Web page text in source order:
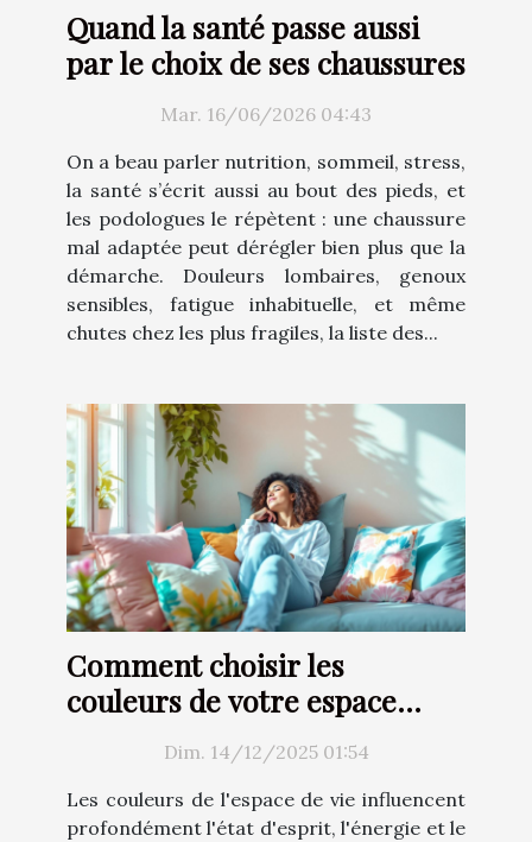
Quand la santé passe aussi
par le choix de ses chaussures
Mar. 16/06/2026 04:43
On a beau parler nutrition, sommeil, stress,
la santé s’écrit aussi au bout des pieds, et
les podologues le répètent : une chaussure
mal adaptée peut dérégler bien plus que la
démarche. Douleurs lombaires, genoux
sensibles, fatigue inhabituelle, et même
chutes chez les plus fragiles, la liste des...
Comment choisir les
couleurs de votre espace
pour améliorer votre bien-
Dim. 14/12/2025 01:54
Les couleurs de l'espace de vie influencent
profondément l'état d'esprit, l'énergie et le